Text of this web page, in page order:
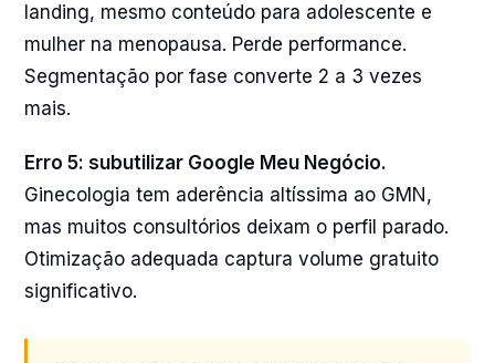
landing, mesmo conteúdo para adolescente e
mulher na menopausa. Perde performance.
Segmentação por fase converte 2 a 3 vezes
mais.
Erro 5: subutilizar Google Meu Negócio.
Ginecologia tem aderência altíssima ao GMN,
mas muitos consultórios deixam o perfil parado.
Otimização adequada captura volume gratuito
significativo.